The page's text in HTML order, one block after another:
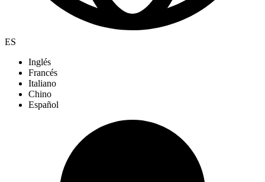
ES
Inglés
Francés
Italiano
Chino
Español